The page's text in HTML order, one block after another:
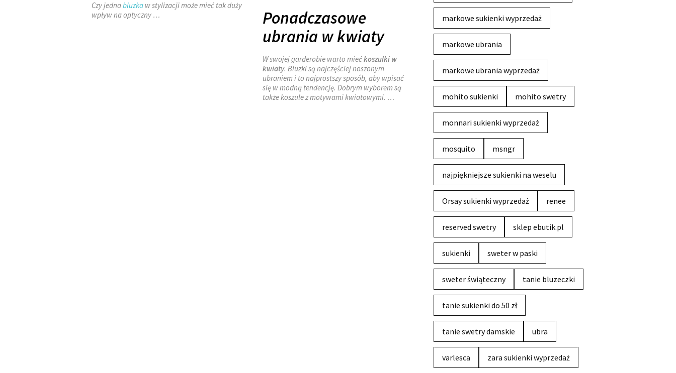
Czy jednabluzka w stylizacji może mieć tak duży
wpływ na optyczny …
Ponadczasowe
ubrania w kwiaty
W swojej garderobie warto miećkoszulki w
kwiaty. Bluzki są najczęściej noszonym
ubraniem i to najprostszy sposób, aby wpisać
się w modną tendencję. Dobrym wyborem są
także koszule z motywami kwiatowymi. …
markowe sukienki wyprzedaż
markowe ubrania
markowe ubrania wyprzedaż
mohito sukienki mohito swetry
monnari sukienki wyprzedaż
mosquito msngr
najpiękniejsze sukienki na weselu
Orsay sukienki wyprzedaż renee
reserved swetry sklep ebutik.pl
sukienki sweter w paski
sweter świąteczny tanie bluzeczki
tanie sukienki do 50 zł
tanie swetry damskie ubra
varlesca zara sukienki wyprzedaż